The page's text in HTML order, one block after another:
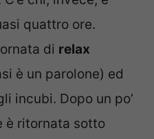
quattro ore.
di relax
è un parolone) ed
incubi. Dopo un po’
è ritornata sotto